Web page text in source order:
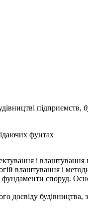
підприємств,
фунтах
і влаштування
влаштування і
споруд.
будівництва,